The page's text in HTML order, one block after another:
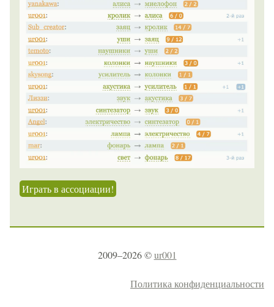
Играть в ассоциации!
2009–2026 ©ur001
Политика конфиденциальности